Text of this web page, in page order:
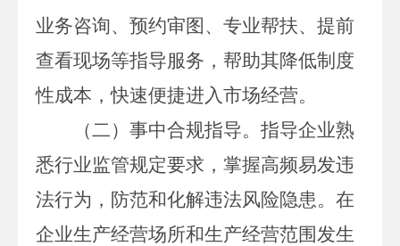
业务咨询、预约审图、专业帮扶、提前
查看现场等指导服务，帮助其降低制度
性成本，快速便捷进入市场经营。
（二）事中合规指导。 指导企业熟
悉行业监管规定要求，掌握高频易发违
法行为，防范和化解违法风险隐患。在
企业生产经营场所和生产经营范围发生